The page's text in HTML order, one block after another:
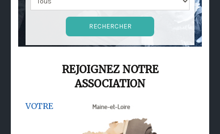
REJOIGNEZ NOTRE
ASSOCIATION
VOTRE